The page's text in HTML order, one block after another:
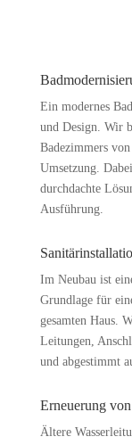
Ein modernes
und Design. Wir
Badezimmers
Umsetzung.
durchdachte
Ausführung.
Im Neubau ist
Grundlage für
gesamten Haus.
Leitungen,
und abgestimmt
Erneuerung
Ältere